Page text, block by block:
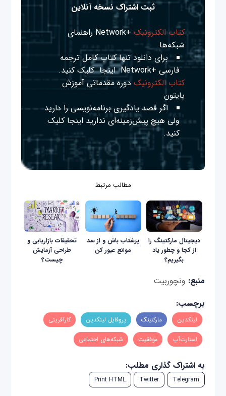
ثبت اشتراک نسخه آنلاین
کتاب الکترونیک
+Network راهنمای
شبکه‌ها
برای دانلود تنها کتاب کامل ترجمه
فارسی +Network
اینجا کلیک کنید.
کتاب الکترونیک دوره مقدماتی آموزش
پایتون
اگر قصد یادگیری برنامه‌نویسی را دارید
ولی هیچ پیش‌زمینه‌ای نداریداینجا کلیک
کنید.
مطالب مرتبط
دیجیتال مارکتینگ را
از کجا و چطور یاد
بگیریم؟
پرشتاب باش و از سد
موانع عبور کن
تحقیقات بازاریابی و
طراحی آزمایش
چیست؟
منبع: ونچوربیت
برچسب:
لینکدین مارکتینگ پروفایل لینکدین کارآفرینی
استارت‌آپ موفقیت شبکه‌های اجتماعی
به اشتراک گذاری مطلب:
Telegram
Twitter
Print HTML